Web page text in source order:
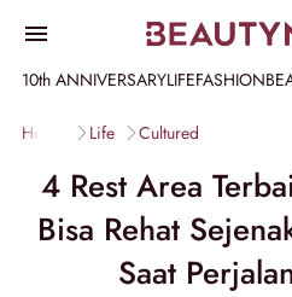
10th ANNIVERSARYLIFEFASHION
Home Life Cultured
4 Rest Area
Bisa Rehat
Saat